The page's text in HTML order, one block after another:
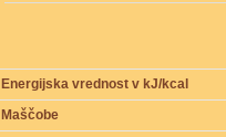
Energijska vrednost v kJ/kcal
Maščobe